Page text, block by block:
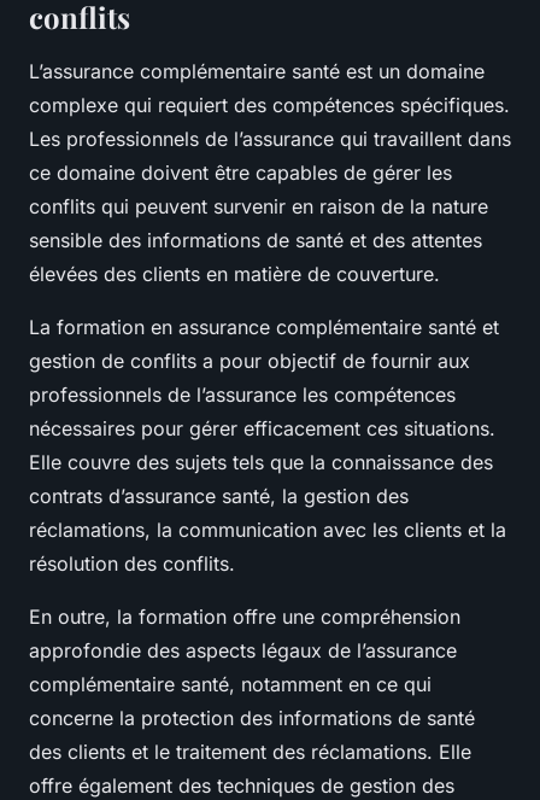
conflits
L’assurance complémentaire santé est un domaine
complexe qui requiert des compétences spécifiques.
Les professionnels de l’assurance qui travaillent dans
ce domaine doivent être capables de gérer les
conflits qui peuvent survenir en raison de la nature
sensible des informations de santé et des attentes
élevées des clients en matière de couverture.
La formation en assurance complémentaire santé et
gestion de conflits a pour objectif de fournir aux
professionnels de l’assurance les compétences
nécessaires pour gérer efficacement ces situations.
Elle couvre des sujets tels que la connaissance des
contrats d’assurance santé, la gestion des
réclamations, la communication avec les clients et la
résolution des conflits.
En outre, la formation offre une compréhension
approfondie des aspects légaux de l’assurance
complémentaire santé, notamment en ce qui
concerne la protection des informations de santé
des clients et le traitement des réclamations. Elle
offre également des techniques de gestion des